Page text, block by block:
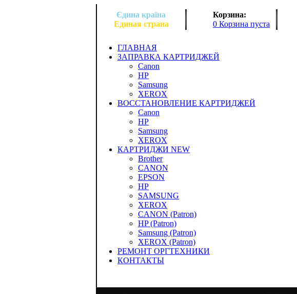
Єдина країна
Единая страна
Корзина:
0 Корзина пуста
ГЛАВНАЯ
ЗАПРАВКА КАРТРИДЖЕЙ
Canon
HP
Samsung
XEROX
ВОССТАНОВЛЕНИЕ КАРТРИДЖЕЙ
Canon
HP
Samsung
XEROX
КАРТРИДЖИ NEW
Brother
CANON
EPSON
HP
SAMSUNG
XEROX
CANON (Patron)
HP (Patron)
Samsung (Patron)
XEROX (Patron)
РЕМОНТ ОРГТЕХНИКИ
КОНТАКТЫ